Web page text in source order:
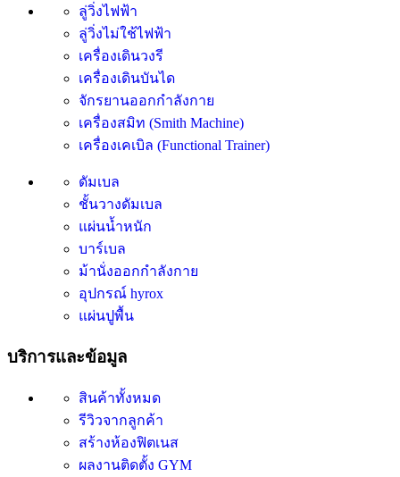
ลู่วิ่งไฟฟ้า
ลู่วิ่งไม่ใช้ไฟฟ้า
เครื่องเดินวงรี
เครื่องเดินบันได
จักรยานออกกำลังกาย
เครื่องสมิท (Smith Machine)
เครื่องเคเบิล (Functional Trainer)
ดัมเบล
ชั้นวางดัมเบล
แผ่นน้ำหนัก
บาร์เบล
ม้านั่งออกกำลังกาย
อุปกรณ์ hyrox
แผ่นปูพื้น
บริการและข้อมูล
สินค้าทั้งหมด
รีวิวจากลูกค้า
สร้างห้องฟิตเนส
ผลงานติดตั้ง GYM